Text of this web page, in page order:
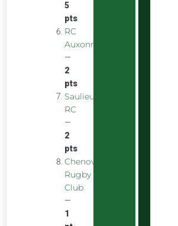
5
pts
RC
Auxonnais
—
2
pts
Saulieu
RC
—
2
pts
Chenove
Rugby
Club
—
1